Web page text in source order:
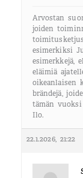
Arvostan
joiden
esimerkiksi
esimerkkejä,
eläimiä
oikeanlaisen
brändejä,
tämän
Ilo.
22.1.2026, 21:22